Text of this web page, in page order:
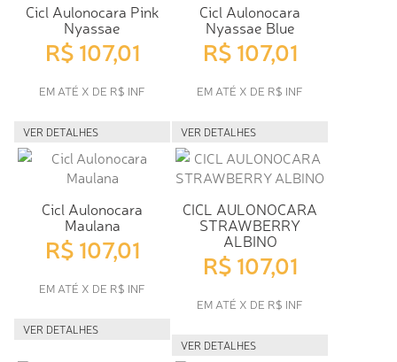
Cicl Aulonocara Pink
Nyassae
R$ 107,01
EM ATÉ X DE R$ INF
VER DETALHES
Cicl Aulonocara
Nyassae Blue
R$ 107,01
EM ATÉ X DE R$ INF
VER DETALHES
Cicl Aulonocara
Maulana
R$ 107,01
EM ATÉ X DE R$ INF
VER DETALHES
CICL AULONOCARA
STRAWBERRY
ALBINO
R$ 107,01
EM ATÉ X DE R$ INF
VER DETALHES